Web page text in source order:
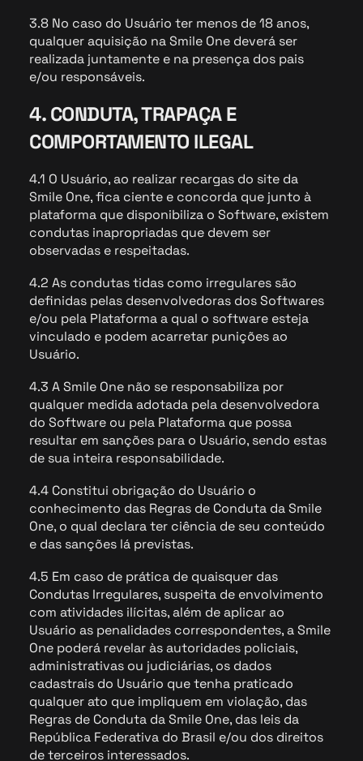
3.8 No caso do Usuário ter menos de 18 anos,
qualquer aquisição na Smile One deverá ser
realizada juntamente e na presença dos pais
e/ou responsáveis.
4. CONDUTA, TRAPAÇA E
COMPORTAMENTO ILEGAL
4.1 O Usuário, ao realizar recargas do site da
Smile One, fica ciente e concorda que junto à
plataforma que disponibiliza o Software, existem
condutas inapropriadas que devem ser
observadas e respeitadas.
4.2 As condutas tidas como irregulares são
definidas pelas desenvolvedoras dos Softwares
e/ou pela Plataforma a qual o software esteja
vinculado e podem acarretar punições ao
Usuário.
4.3 A Smile One não se responsabiliza por
qualquer medida adotada pela desenvolvedora
do Software ou pela Plataforma que possa
resultar em sanções para o Usuário, sendo estas
de sua inteira responsabilidade.
4.4 Constitui obrigação do Usuário o
conhecimento das Regras de Conduta da Smile
One, o qual declara ter ciência de seu conteúdo
e das sanções lá previstas.
4.5 Em caso de prática de quaisquer das
Condutas Irregulares, suspeita de envolvimento
com atividades ilícitas, além de aplicar ao
Usuário as penalidades correspondentes, a Smile
One poderá revelar às autoridades policiais,
administrativas ou judiciárias, os dados
cadastrais do Usuário que tenha praticado
qualquer ato que impliquem em violação, das
Regras de Conduta da Smile One, das leis da
República Federativa do Brasil e/ou dos direitos
de terceiros interessados.